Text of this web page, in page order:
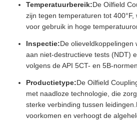
Temperatuurbereik:De Oilfield
zijn tegen temperaturen tot
voor gebruik in hoge
Inspectie:De olieveldkoppelingen
aan niet-destructieve tests (NDT)
volgens de API 5CT- en 5B-normen.
Productietype:De Oilfield
met naadloze technologie, die
sterke verbinding tussen
voorkomen en verhoogt de